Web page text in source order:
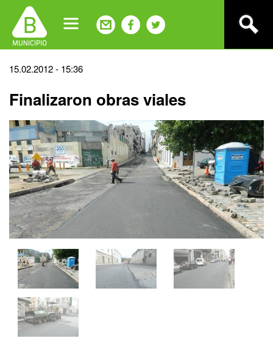
navigation
Back
top
15.02.2012 - 15:36
Finalizaron obras viales